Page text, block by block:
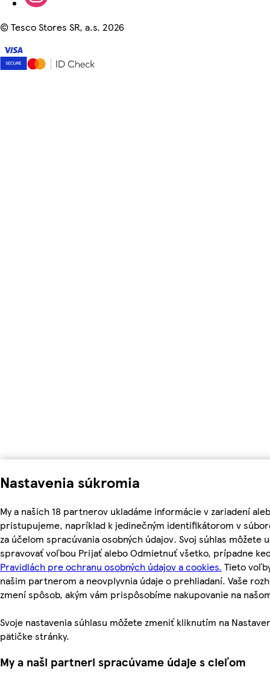
Nastavenia súkromia
My a našich 18 partnerov ukladáme informácie v zariadení
pristupujeme, napríklad k jedinečným identifikátorom v
za účelom spracúvania osobných údajov. Svoj súhlas môžete
spravovať voľbou Prijať alebo Odmietnuť všetko, prípadne
Pravidlách pre ochranu osobných údajov a cookies. Tieto
našim partnerom a neovplyvnia údaje o prehliadaní. Vaše
zmení spôsob, akým vám prispôsobíme nakupovanie na
Svoje nastavenia súhlasu môžete zmeniť kliknutím na
pätičke stránky.
My a naši partneri spracúvame údaje s cieľom
©Tesco Stores SR, a.s. 2026